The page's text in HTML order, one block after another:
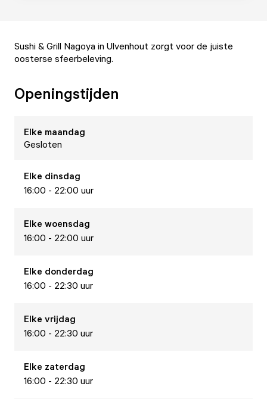
Sushi & Grill Nagoya in Ulvenhout zorgt voor de juiste
oosterse sfeerbeleving.
Openingstijden
Elke maandag
Gesloten
Elke dinsdag
16:00 - 22:00 uur
Elke woensdag
16:00 - 22:00 uur
Elke donderdag
16:00 - 22:30 uur
Elke vrijdag
16:00 - 22:30 uur
Elke zaterdag
16:00 - 22:30 uur